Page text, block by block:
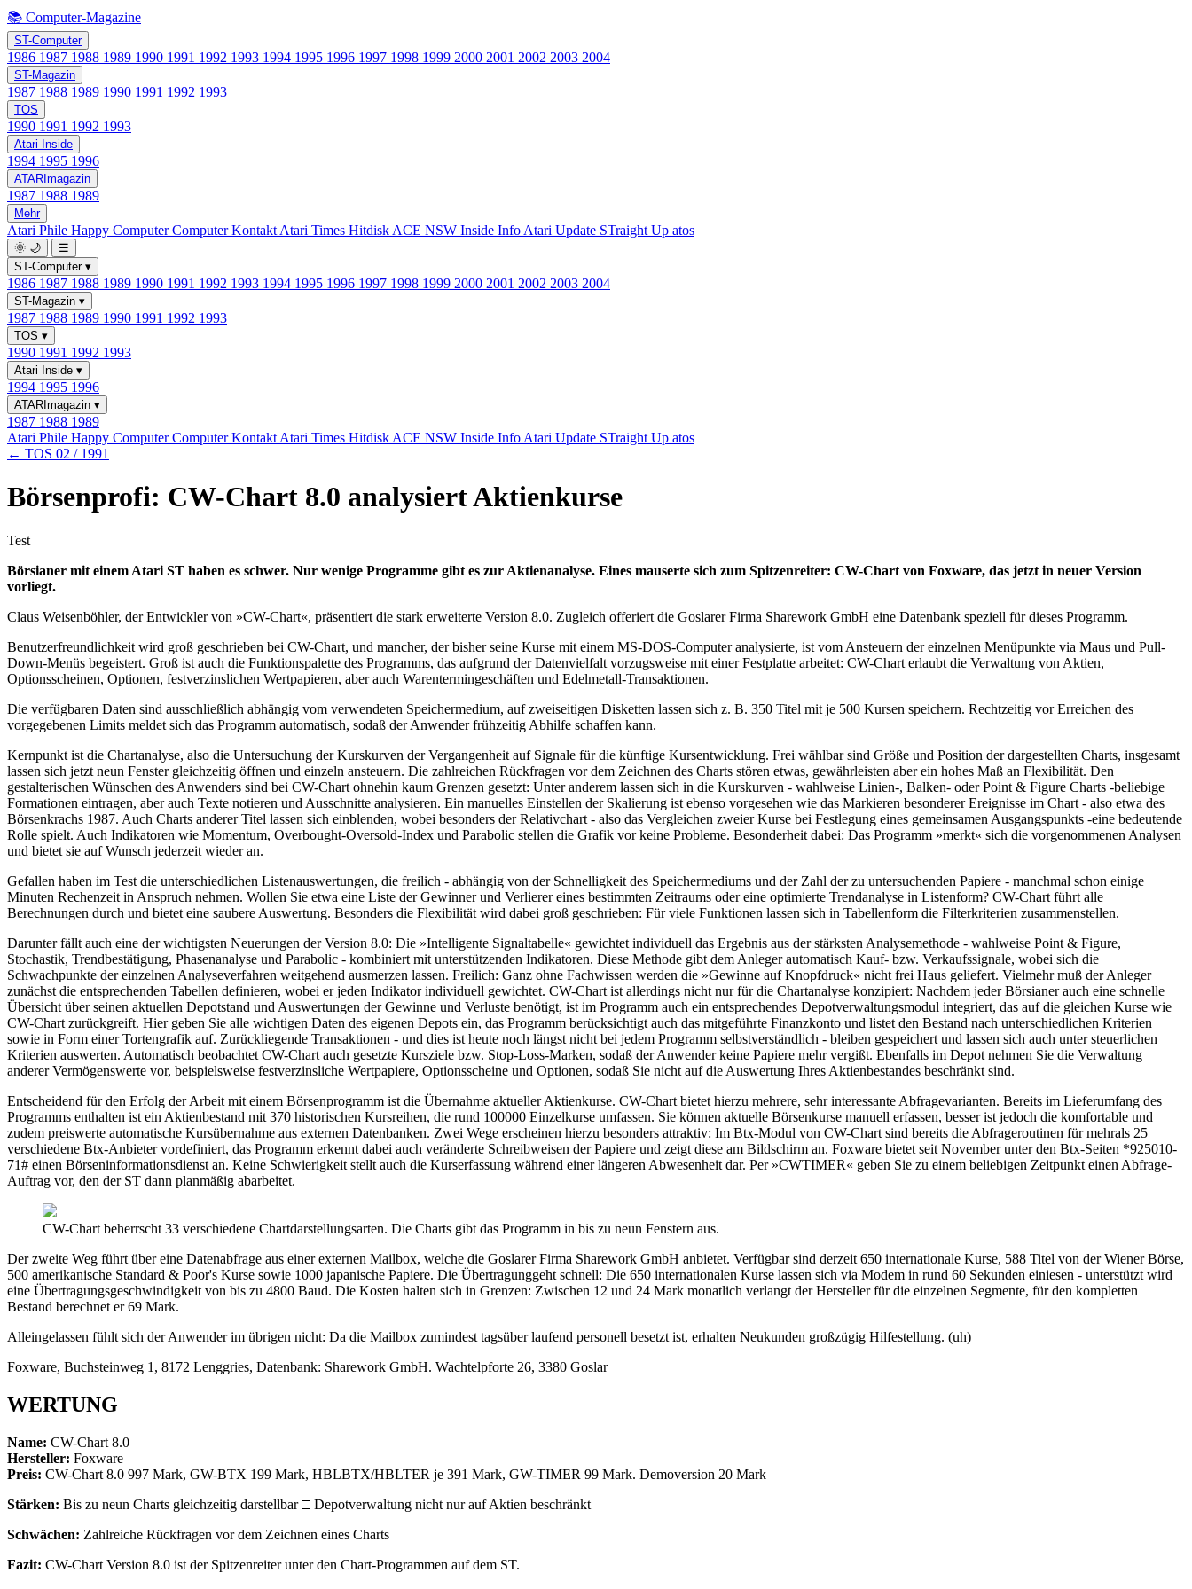
📚 Computer-Magazine
ST-Computer
1986 1987 1988 1989 1990 1991 1992 1993 1994 1995 1996 1997 1998 1999 2000 2001 2002 2003 2004
ST-Magazin
1987 1988 1989 1990 1991 1992 1993
TOS
1990 1991 1992 1993
Atari Inside
1994 1995 1996
ATARImagazin
1987 1988 1989
Mehr
Atari Phile Happy ComputerComputer Kontakt Atari Times Hitdisk ACE NSW Inside Info Atari Update STraight Up atos
🌞 🌙
☰
ST-Computer ▾
1986 1987 1988 1989 1990 1991 1992 1993 1994 1995 1996 1997 1998 1999 2000 2001 2002 2003 2004
ST-Magazin ▾
1987 1988 1989 1990 1991 1992 1993
TOS ▾
1990 1991 1992 1993
Atari Inside ▾
1994 1995 1996
ATARImagazin ▾
1987 1988 1989
Atari Phile Happy ComputerComputer Kontakt Atari Times Hitdisk ACE NSW Inside Info Atari Update STraight Up atos
← TOS 02 / 1991
Börsenprofi: CW-Chart 8.0 analysiert Aktienkurse
Test
Börsianer mit einem Atari ST haben es schwer. Nur wenige Programme gibt es zur Aktienanalyse. Eines mauserte sich zum Spitzenreiter: CW-Chart von Foxware, das jetzt in neuer Version
vorliegt.
Claus Weisenböhler, der Entwickler von »CW-Chart«, präsentiert die stark erweiterte Version 8.0. Zugleich offeriert die Goslarer Firma Sharework GmbH eine Datenbank speziell für dieses Programm.
Benutzerfreundlichkeit wird groß geschrieben bei CW-Chart, und mancher, der bisher seine Kurse mit einem MS-DOS-Computer analysierte, ist vom Ansteuern der einzelnen Menüpunkte via Maus und Pull-
Down-Menüs begeistert. Groß ist auch die Funktionspalette des Programms, das aufgrund der Datenvielfalt vorzugsweise mit einer Festplatte arbeitet: CW-Chart erlaubt die Verwaltung von Aktien,
Optionsscheinen, Optionen, festverzinslichen Wertpapieren, aber auch Warentermingeschäften und Edelmetall-Transaktionen.
Die verfügbaren Daten sind ausschließlich abhängig vom verwendeten Speichermedium, auf zweiseitigen Disketten lassen sich z. B. 350 Titel mit je 500 Kursen speichern. Rechtzeitig vor Erreichen des
vorgegebenen Limits meldet sich das Programm automatisch, sodaß der Anwender frühzeitig Abhilfe schaffen kann.
Kernpunkt ist die Chartanalyse, also die Untersuchung der Kurskurven der Vergangenheit auf Signale für die künftige Kursentwicklung. Frei wählbar sind Größe und Position der dargestellten Charts, insgesamt
lassen sich jetzt neun Fenster gleichzeitig öffnen und einzeln ansteuern. Die zahlreichen Rückfragen vor dem Zeichnen des Charts stören etwas, gewährleisten aber ein hohes Maß an Flexibilität. Den
gestalterischen Wünschen des Anwenders sind bei CW-Chart ohnehin kaum Grenzen gesetzt: Unter anderem lassen sich in die Kurskurven - wahlweise Linien-, Balken- oder Point & Figure Charts -beliebige
Formationen eintragen, aber auch Texte notieren und Ausschnitte analysieren. Ein manuelles Einstellen der Skalierung ist ebenso vorgesehen wie das Markieren besonderer Ereignisse im Chart - also etwa des
Börsenkrachs 1987. Auch Charts anderer Titel lassen sich einblenden, wobei besonders der Relativchart - also das Vergleichen zweier Kurse bei Festlegung eines gemeinsamen Ausgangspunkts -eine bedeutende
Rolle spielt. Auch Indikatoren wie Momentum, Overbought-Oversold-Index und Parabolic stellen die Grafik vor keine Probleme. Besonderheit dabei: Das Programm »merkt« sich die vorgenommenen Analysen
und bietet sie auf Wunsch jederzeit wieder an.
Gefallen haben im Test die unterschiedlichen Listenauswertungen, die freilich - abhängig von der Schnelligkeit des Speichermediums und der Zahl der zu untersuchenden Papiere - manchmal schon einige
Minuten Rechenzeit in Anspruch nehmen. Wollen Sie etwa eine Liste der Gewinner und Verlierer eines bestimmten Zeitraums oder eine optimierte Trendanalyse in Listenform? CW-Chart führt alle
Berechnungen durch und bietet eine saubere Auswertung. Besonders die Flexibilität wird dabei groß geschrieben: Für viele Funktionen lassen sich in Tabellenform die Filterkriterien zusammenstellen.
Darunter fällt auch eine der wichtigsten Neuerungen der Version 8.0: Die »Intelligente Signaltabelle« gewichtet individuell das Ergebnis aus der stärksten Analysemethode - wahlweise Point & Figure,
Stochastik, Trendbestätigung, Phasenanalyse und Parabolic - kombiniert mit unterstützenden Indikatoren. Diese Methode gibt dem Anleger automatisch Kauf- bzw. Verkaufssignale, wobei sich die
Schwachpunkte der einzelnen Analyseverfahren weitgehend ausmerzen lassen. Freilich: Ganz ohne Fachwissen werden die »Gewinne auf Knopfdruck« nicht frei Haus geliefert. Vielmehr muß der Anleger
zunächst die entsprechenden Tabellen definieren, wobei er jeden Indikator individuell gewichtet. CW-Chart ist allerdings nicht nur für die Chartanalyse konzipiert: Nachdem jeder Börsianer auch eine schnelle
Übersicht über seinen aktuellen Depotstand und Auswertungen der Gewinne und Verluste benötigt, ist im Programm auch ein entsprechendes Depotverwaltungsmodul integriert, das auf die gleichen Kurse wie
CW-Chart zurückgreift. Hier geben Sie alle wichtigen Daten des eigenen Depots ein, das Programm berücksichtigt auch das mitgeführte Finanzkonto und listet den Bestand nach unterschiedlichen Kriterien
sowie in Form einer Tortengrafik auf. Zurückliegende Transaktionen - und dies ist heute noch längst nicht bei jedem Programm selbstverständlich - bleiben gespeichert und lassen sich auch unter steuerlichen
Kriterien auswerten. Automatisch beobachtet CW-Chart auch gesetzte Kursziele bzw. Stop-Loss-Marken, sodaß der Anwender keine Papiere mehr vergißt. Ebenfalls im Depot nehmen Sie die Verwaltung
anderer Vermögenswerte vor, beispielsweise festverzinsliche Wertpapiere, Optionsscheine und Optionen, sodaß Sie nicht auf die Auswertung Ihres Aktienbestandes beschränkt sind.
Entscheidend für den Erfolg der Arbeit mit einem Börsenprogramm ist die Übernahme aktueller Aktienkurse. CW-Chart bietet hierzu mehrere, sehr interessante Abfragevarianten. Bereits im Lieferumfang des
Programms enthalten ist ein Aktienbestand mit 370 historischen Kursreihen, die rund 100000 Einzelkurse umfassen. Sie können aktuelle Börsenkurse manuell erfassen, besser ist jedoch die komfortable und
zudem preiswerte automatische Kursübernahme aus externen Datenbanken. Zwei Wege erscheinen hierzu besonders attraktiv: Im Btx-Modul von CW-Chart sind bereits die Abfrageroutinen für mehrals 25
verschiedene Btx-Anbieter vordefiniert, das Programm erkennt dabei auch veränderte Schreibweisen der Papiere und zeigt diese am Bildschirm an. Foxware bietet seit November unter den Btx-Seiten *925010-
71# einen Börseninformationsdienst an. Keine Schwierigkeit stellt auch die Kurserfassung während einer längeren Abwesenheit dar. Per »CWTIMER« geben Sie zu einem beliebigen Zeitpunkt einen Abfrage-
Auftrag vor, den der ST dann planmäßig abarbeitet.
CW-Chart beherrscht 33 verschiedene Chartdarstellungsarten. Die Charts gibt das Programm in bis zu neun Fenstern aus.
Der zweite Weg führt über eine Datenabfrage aus einer externen Mailbox, welche die Goslarer Firma Sharework GmbH anbietet. Verfügbar sind derzeit 650 internationale Kurse, 588 Titel von der Wiener Börse,
500 amerikanische Standard & Poor's Kurse sowie 1000 japanische Papiere. Die Übertragunggeht schnell: Die 650 internationalen Kurse lassen sich via Modem in rund 60 Sekunden einiesen - unterstützt wird
eine Übertragungsgeschwindigkeit von bis zu 4800 Baud. Die Kosten halten sich in Grenzen: Zwischen 12 und 24 Mark monatlich verlangt der Hersteller für die einzelnen Segmente, für den kompletten
Bestand berechnet er 69 Mark.
Alleingelassen fühlt sich der Anwender im übrigen nicht: Da die Mailbox zumindest tagsüber laufend personell besetzt ist, erhalten Neukunden großzügig Hilfestellung. (uh)
Foxware, Buchsteinweg 1, 8172 Lenggries, Datenbank: Sharework GmbH. Wachtelpforte 26, 3380 Goslar
WERTUNG
Name: CW-Chart 8.0
Hersteller: Foxware
Preis: CW-Chart 8.0 997 Mark, GW-BTX 199 Mark, HBLBTX/HBLTER je 391 Mark, GW-TIMER 99 Mark. Demoversion 20 Mark
Stärken: Bis zu neun Charts gleichzeitig darstellbar □ Depotverwaltung nicht nur auf Aktien beschränkt
Schwächen: Zahlreiche Rückfragen vor dem Zeichnen eines Charts
Fazit: CW-Chart Version 8.0 ist der Spitzenreiter unter den Chart-Programmen auf dem ST.